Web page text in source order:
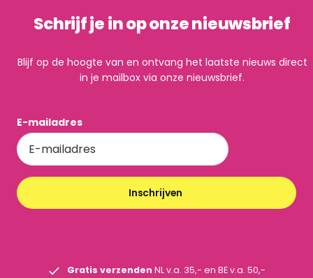
Schrijf je in op onze nieuwsbrief
Blijf op de hoogte van en ontvang het laatste nieuws direct
in je mailbox via onze nieuwsbrief.
E-mailadres
Inschrijven
Gratis verzenden NL v.a. 35,- en BE v.a. 50,-